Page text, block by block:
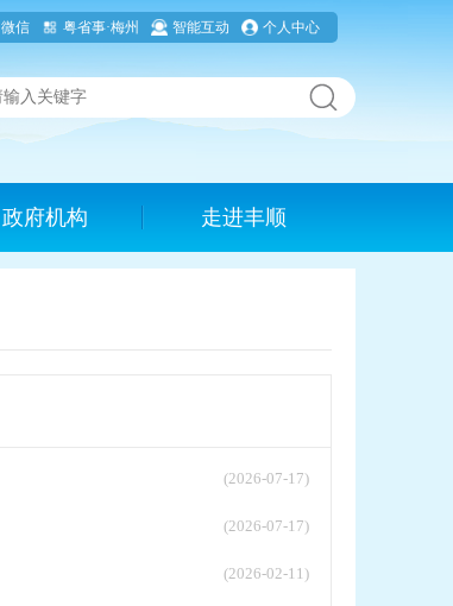
微信 粤省事·梅州 智能互动 个人中心
政府机构 走进丰顺
(2026-07-17)
(2026-07-17)
(2026-02-11)